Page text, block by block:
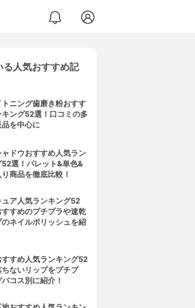
＆リペア)
る人気おすすめ記
トニング歯磨き粉おすす
キング52選！口コミの多
品を中心に
ャドウおすすめ人気ラン
52選！パレット&単色&
商品を徹底比較！
ュア人気ランキング52
すすめのプチプラや速乾
のネイルポリッシュを紹
すすめ人気ランキング52
ちないリップをプチプ
コス別に紹介！